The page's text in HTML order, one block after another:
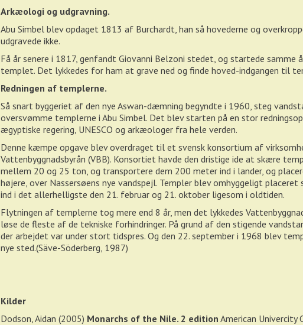
Arkæologi og udgravning.
Abu Simbel blev opdaget 1813 af Burchardt, han så hovederne og
udgravede ikke.
Få år senere i 1817, genfandt Giovanni Belzoni stedet, og startede samme
templet. Det lykkedes for ham at grave ned og finde hoved-indgangen til
Redningen af templerne.
Så snart byggeriet af den nye Aswan-dæmning begyndte i 1960, steg
oversvømme templerne i Abu Simbel. Det blev starten på en stor
ægyptiske regering, UNESCO og arkæologer fra hele verden.
Denne kæmpe opgave blev overdraget til et svensk konsortium af
Vattenbyggnadsbyrån (VBB). Konsortiet havde den dristige ide at skære
mellem 20 og 25 ton, og transportere dem 200 meter ind i lander, og
højere, over Nassersøens nye vandspejl. Templer blev omhyggeligt placeret
ind i det allerhelligste den 21. februar og 21. oktober ligesom i oldtiden.
Flytningen af templerne tog mere end 8 år, men det lykkedes
løse de fleste af de tekniske forhindringer. På grund af den stigende
der arbejdet var under stort tidspres. Og den 22. september i 1968 blev
nye sted.(Säve-Söderberg, 1987)
Kilder
Dodson, Aidan (2005) Monarchs of the Nile. 2 edition American Univercity